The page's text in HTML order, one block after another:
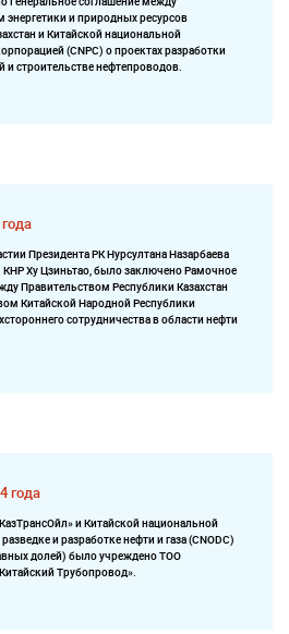
энергетики и природных ресурсов
и Китайской национальной
(CNPC) о проектах разработки
и строительстве нефтепроводов.
Президента РК Нурсултана Назарбаева
КНР Ху Цзиньтао, было заключено Рамочное
Правительством Республики Казахстан
Китайской Народной Республики
сотрудничества в области нефти
года
и Китайской национальной
и разработке нефти и газа (CNODC)
долей) было учреждено ТОО
Трубопровод».